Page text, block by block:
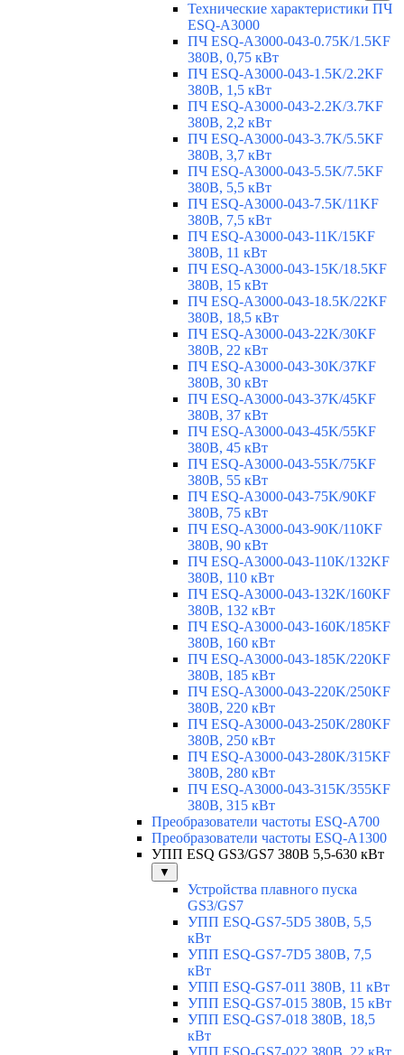
Технические характеристики ПЧ
ESQ-A3000
ПЧ ESQ-A3000-043-0.75K/1.5KF
380В, 0,75 кВт
ПЧ ESQ-A3000-043-1.5K/2.2KF
380В, 1,5 кВт
ПЧ ESQ-A3000-043-2.2K/3.7KF
380В, 2,2 кВт
ПЧ ESQ-A3000-043-3.7K/5.5KF
380В, 3,7 кВт
ПЧ ESQ-A3000-043-5.5K/7.5KF
380В, 5,5 кВт
ПЧ ESQ-A3000-043-7.5K/11KF
380В, 7,5 кВт
ПЧ ESQ-A3000-043-11K/15KF
380В, 11 кВт
ПЧ ESQ-A3000-043-15K/18.5KF
380В, 15 кВт
ПЧ ESQ-A3000-043-18.5K/22KF
380В, 18,5 кВт
ПЧ ESQ-A3000-043-22K/30KF
380В, 22 кВт
ПЧ ESQ-A3000-043-30K/37KF
380В, 30 кВт
ПЧ ESQ-A3000-043-37K/45KF
380В, 37 кВт
ПЧ ESQ-A3000-043-45K/55KF
380В, 45 кВт
ПЧ ESQ-A3000-043-55K/75KF
380В, 55 кВт
ПЧ ESQ-A3000-043-75K/90KF
380В, 75 кВт
ПЧ ESQ-A3000-043-90K/110KF
380В, 90 кВт
ПЧ ESQ-A3000-043-110K/132KF
380В, 110 кВт
ПЧ ESQ-A3000-043-132K/160KF
380В, 132 кВт
ПЧ ESQ-A3000-043-160K/185KF
380В, 160 кВт
ПЧ ESQ-A3000-043-185K/220KF
380В, 185 кВт
ПЧ ESQ-A3000-043-220K/250KF
380В, 220 кВт
ПЧ ESQ-A3000-043-250K/280KF
380В, 250 кВт
ПЧ ESQ-A3000-043-280K/315KF
380В, 280 кВт
ПЧ ESQ-A3000-043-315K/355KF
380В, 315 кВт
Преобразователи частоты ESQ-A700
Преобразователи частоты ESQ-A1300
УПП ESQ GS3/GS7 380В 5,5-630 кВт
▼
Устройства плавного пуска
GS3/GS7
УПП ESQ-GS7-5D5 380В, 5,5
кВт
УПП ESQ-GS7-7D5 380В, 7,5
кВт
УПП ESQ-GS7-011 380В, 11 кВт
УПП ESQ-GS7-015 380В, 15 кВт
УПП ESQ-GS7-018 380В, 18,5
кВт